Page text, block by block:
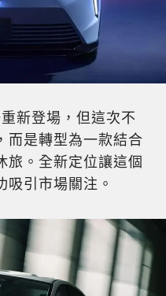
新登場，但這次不
而是轉型為一款結合
旅。全新定位讓這個
吸引市場關注。